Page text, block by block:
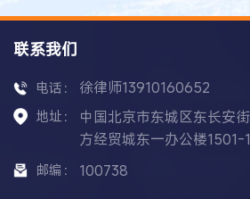
联系我们
电话： 徐律师13910160652
地址：
中国北京市东城区东长安
方经贸城东一办公楼1501-
邮编： 100738